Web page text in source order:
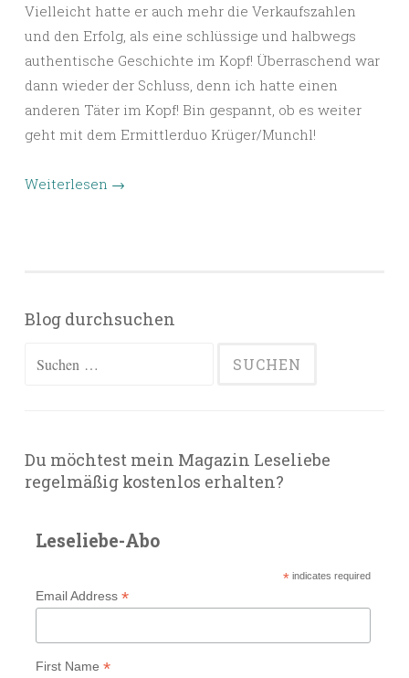
Vielleicht hatte er auch mehr die Verkaufszahlen
und den Erfolg, als eine schlüssige und halbwegs
authentische Geschichte im Kopf! Überraschend war
dann wieder der Schluss, denn ich hatte einen
anderen Täter im Kopf! Bin gespannt, ob es weiter
geht mit dem Ermittlerduo Krüger/Munchl!
Weiterlesen →
Blog durchsuchen
Suchen
Du möchtest mein Magazin Leseliebe
regelmäßig kostenlos erhalten?
Leseliebe-Abo
*indicates required
Email Address *
First Name *